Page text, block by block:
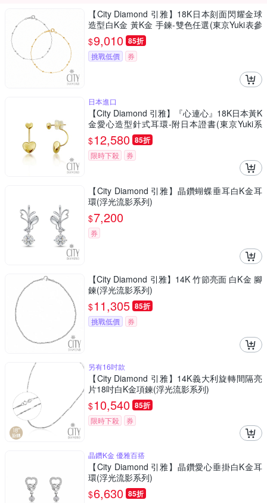
【City Diamond 引雅】18K日本刻面閃耀金球
造型白K金 黃K金 手鍊-雙色任選(東京Yuki表參
道系列)
$9,010 85折
挑戰低價 券
日本進口
【City Diamond 引雅】『心連心』18K日本黃K
金愛心造型針式耳環-附日本證書(東京Yuki系
列)
$12,580 85折
限時下殺 券
【City Diamond 引雅】晶鑽蝴蝶垂耳白K金耳
環(浮光流影系列)
$7,200
券
【City Diamond 引雅】14K 竹節亮面 白K金 腳
鍊(浮光流影系列)
$11,305 85折
挑戰低價 券
另有16吋款
【City Diamond 引雅】14K義大利旋轉間隔亮
片18吋白K金項鍊(浮光流影系列)
$10,540 85折
限時下殺 券
晶鑽K金 優雅百搭
【City Diamond 引雅】晶鑽愛心垂掛白K金耳
環(浮光流影系列)
$6,630 85折